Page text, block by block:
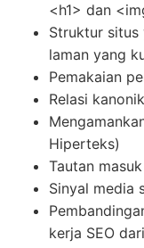
<h1> dan
Struktur situs
laman yang
Pemakaian
Relasi
Hiperteks)
Tautan
Sinyal media
kerja SEO